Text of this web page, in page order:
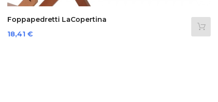
Foppapedretti LaСopertina
Prezzo
18,41 €